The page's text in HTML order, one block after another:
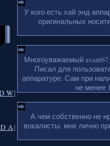
W]
A]
У кого есть хай энд
оригинальных
Многоуважаемый
Писал для
аппаратуре. Сам при
не менее
А чем собственно не
вокалисты, мне лично